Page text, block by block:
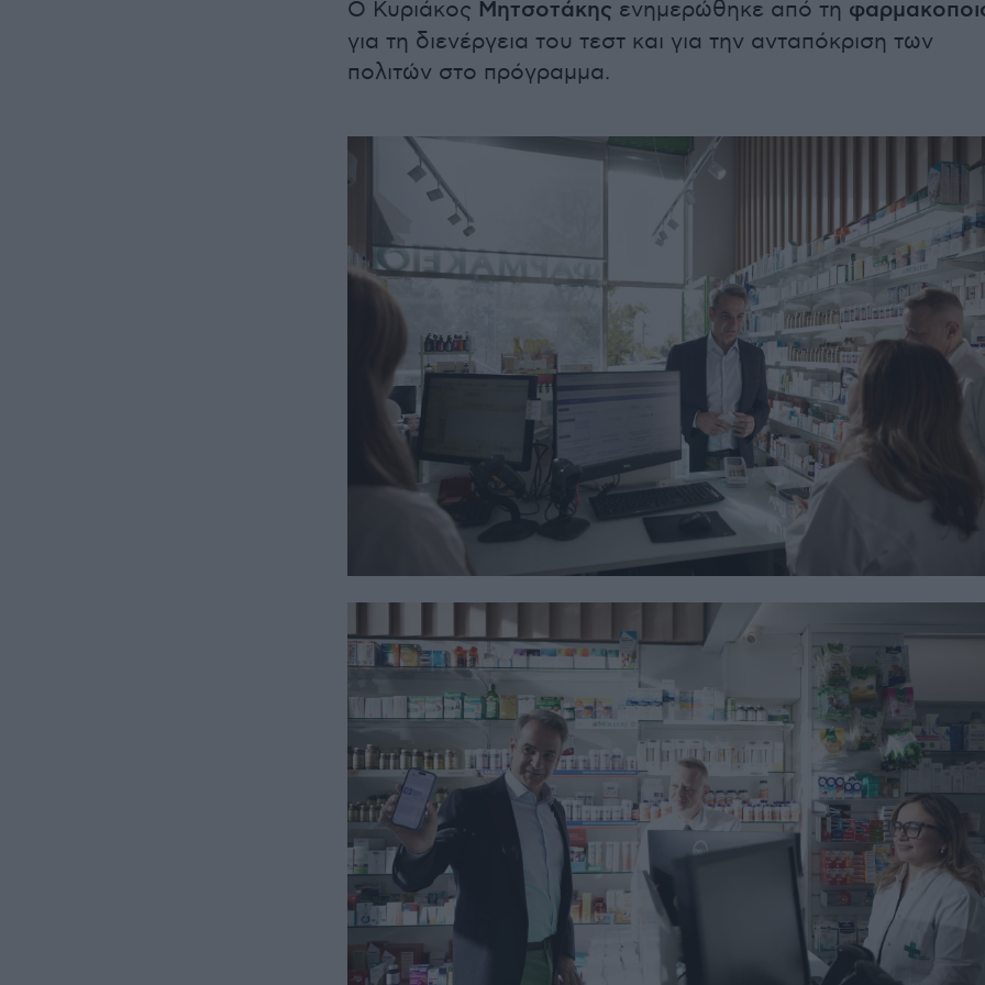
Ο Κυριάκος Μητσοτάκης ενημερώθηκε από τη
για τη διενέργεια του τεστ και για την ανταπόκριση των
πολιτών στο πρόγραμμα.